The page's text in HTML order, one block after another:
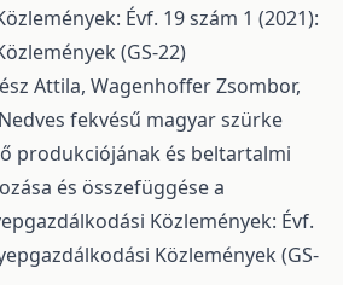
Évf. 19 szám 1 (2021):
(GS-22)
Attila, Wagenhoffer Zsombor,
Nedves fekvésű magyar szürke
produkciójának és beltartalmi
és összefüggése a
Közlemények: Évf.
Közlemények (GS-